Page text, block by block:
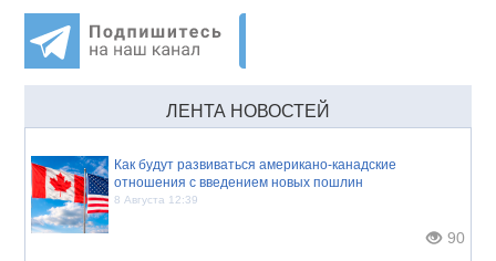
ЛЕНТА НОВОСТЕЙ
Как будут развиваться американо-канадские
отношения с введением новых пошлин
8 Августа 12:39
90